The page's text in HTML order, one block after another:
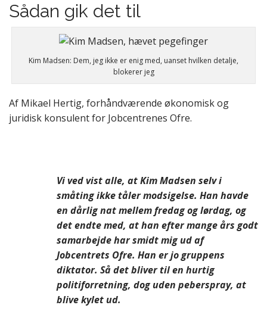
n
t
Sådan gik det til
Kim Madsen: Dem, jeg ikke er enig med, uanset hvilken detalje,
blokerer jeg
Af Mikael Hertig, forhåndværende økonomisk og
juridisk konsulent for Jobcentrenes Ofre.
Vi ved vist alle, at Kim Madsen selv i
småting ikke tåler modsigelse. Han havde
en dårlig nat mellem fredag og lørdag, og
det endte med, at han efter mange års godt
samarbejde har smidt mig ud af
Jobcentrets Ofre. Han er jo gruppens
diktator. Så det bliver til en hurtig
politiforretning, dog uden peberspray, at
blive kylet ud.